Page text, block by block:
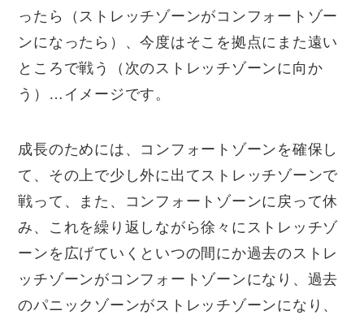
ったら（ストレッチゾーンがコンフォートゾー
ンになったら）、今度はそこを拠点にまた遠い
ところで戦う（次のストレッチゾーンに向か
う）
… イメージです。
成長のためには、コンフォートゾーンを確保し
て、その上で少し外に出てストレッチゾーンで
戦って、また、コンフォートゾーンに戻って休
み、これを繰り返しながら徐々にストレッチゾ
ーンを広げていくといつの間にか過去のストレ
ッチゾーンがコンフォートゾーンになり、過去
のパニックゾーンがストレッチゾーンになり、